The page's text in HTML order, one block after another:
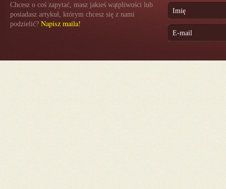
Chcesz o coś zapytać, masz jakieś wątpliwości lub
posiadasz artykuł, którym chcesz się z nami
podzielić? Napisz maila!